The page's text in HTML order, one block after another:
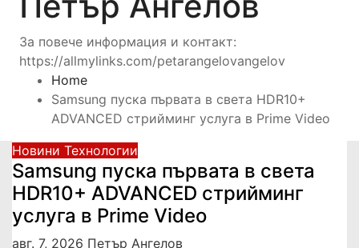
За повече информация и контакт:
https://allmylinks.com/petarangelovangelov
Home
Samsung пуска първата в света HDR10+
ADVANCED стрийминг услуга в Prime Video
Новини Технологии
Samsung пуска първата в света
HDR10+ ADVANCED стрийминг
услуга в Prime Video
авг. 7, 2026 Петър Ангелов